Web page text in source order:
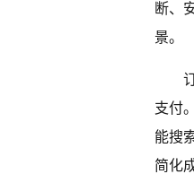
断、
景。
支付
能搜
简化